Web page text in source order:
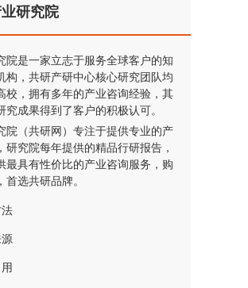
研究院
院是一家立志于服务全球客户的知
构，共研产研中心核心研究团队均
校，拥有多年的产业咨询经验，其
究成果得到了客户的积极认可。
院（共研网）专注于提供专业的产
研究院每年提供的精品行研报告，
最具有性价比的产业咨询服务，购
选共研品牌。